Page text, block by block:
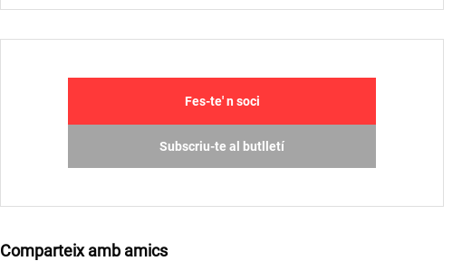
Fes-te' n soci
Subscriu-te al butlletí
Comparteix amb amics